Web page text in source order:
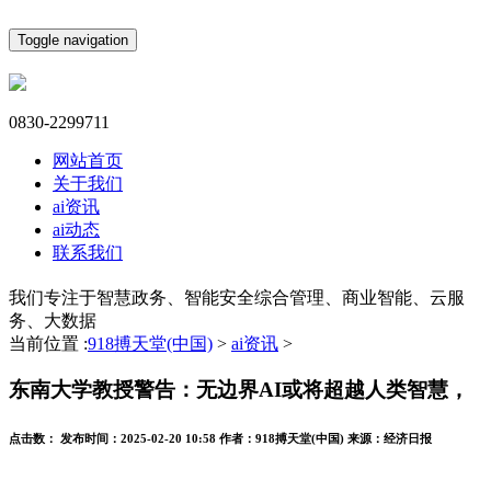
Toggle navigation
0830-2299711
网站首页
关于我们
ai资讯
ai动态
联系我们
我们专注于智慧政务、智能安全综合管理、商业智能、云服
务、大数据
当前位置 :918搏天堂(中国) > ai资讯 >
东南大学教授警告：无边界AI或将超越人类智慧，
点击数： 发布时间： 2025-02-20 10:58 作者： 918搏天堂(中国) 来源： 经济日报